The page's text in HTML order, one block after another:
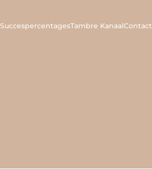
SuccespercentagesTambre KanaalContact